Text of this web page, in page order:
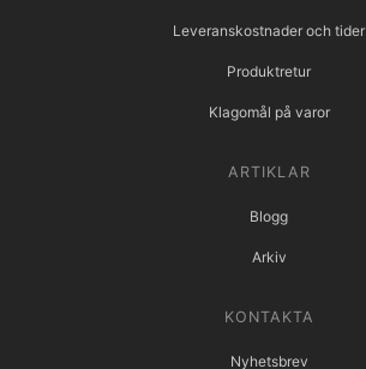
Leveranskostnader och tider
Produktretur
Klagomål på varor
ARTIKLAR
Blogg
Arkiv
KONTAKTA
Nyhetsbrev